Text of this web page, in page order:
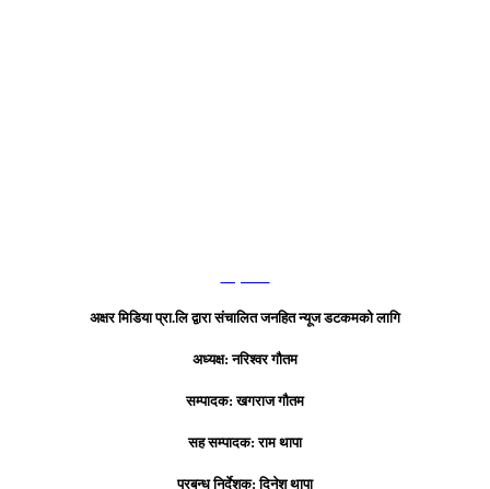
अक्षर मिडिया प्रा.लि द्वारा संचालित जनहित न्यूज डटकमको लागि
अध्यक्ष: नरिश्वर गौतम
सम्पादक: खगराज गौतम
सह सम्पादक: राम थापा
प्रबन्ध निर्देशक: दिनेश थापा